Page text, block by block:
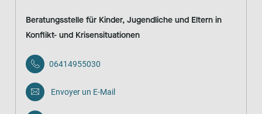
Beratungsstelle für Kinder, Jugendliche und Eltern in
Konflikt- und Krisensituationen
06414955030
Envoyer un E-Mail